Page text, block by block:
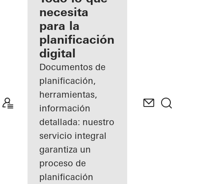
registrado
Descubre
mi área
de
trabajo
necesita
para la
planificación
digital
Documentos de
planificación,
herramientas,
información
detallada: nuestro
servicio integral
garantiza un
proceso de
planificación